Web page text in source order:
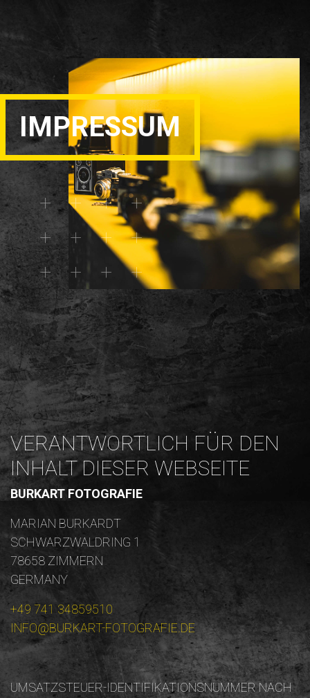
IMPRESSUM
VERANTWORTLICH FÜR DEN
INHALT DIESER WEBSEITE
BURKART FOTOGRAFIE
MARIAN BURKARDT
SCHWARZWALDRING 1
78658 ZIMMERN
GERMANY
+49 741 34859510
INFO@BURKART-FOTOGRAFIE.DE
UMSATZSTEUER-IDENTIFIKATIONSNUMMER NACH